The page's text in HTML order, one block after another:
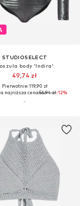
STUDIOSELECT
body 'Indira'
49,74 zł
Pierwotnie: 119,90 zł
najniższa cena:56,94 zł-12%